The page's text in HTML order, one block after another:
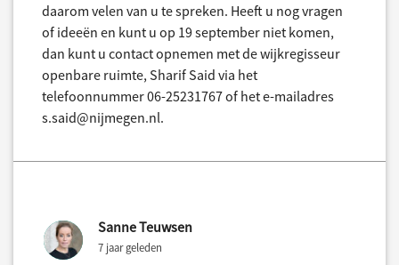
daarom velen van u te spreken. Heeft u nog vragen
of ideeën en kunt u op 19 september niet komen,
dan kunt u contact opnemen met de wijkregisseur
openbare ruimte, Sharif Said via het
telefoonnummer 06-25231767 of het e-mailadres
s.said@nijmegen.nl.
Sanne Teuwsen
7 jaar geleden